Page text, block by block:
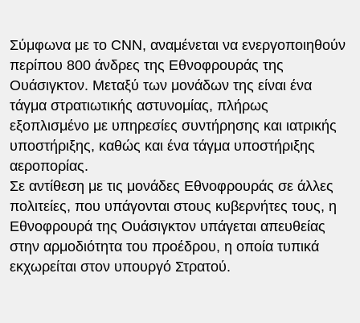
Σύμφωνα με το CNN, αναμένεται να ενεργοποιηθούν
περίπου 800 άνδρες της Εθνοφρουράς της
Ουάσιγκτον. Μεταξύ των μονάδων της είναι ένα
τάγμα στρατιωτικής αστυνομίας, πλήρως
εξοπλισμένο με υπηρεσίες συντήρησης και ιατρικής
υποστήριξης, καθώς και ένα τάγμα υποστήριξης
αεροπορίας.
Σε αντίθεση με τις μονάδες Εθνοφρουράς σε άλλες
πολιτείες, που υπάγονται στους κυβερνήτες τους, η
Εθνοφρουρά της Ουάσιγκτον υπάγεται απευθείας
στην αρμοδιότητα του προέδρου, η οποία τυπικά
εκχωρείται στον υπουργό Στρατού.